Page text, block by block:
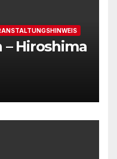
Hiroshima